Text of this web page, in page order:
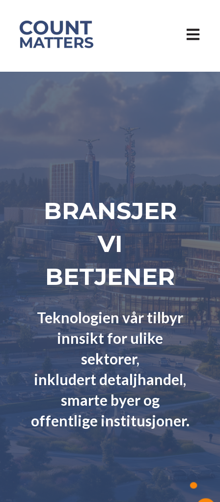
Åpne
BRANSJER
VI
BETJENER
Teknologien vår tilbyr
innsikt for ulike
sektorer,
inkludert detaljhandel,
smarte byer og
offentlige institusjoner.